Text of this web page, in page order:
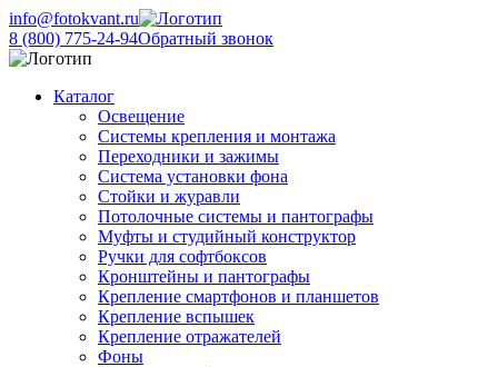
info@fotokvant.ru
8 (800) 775-24-94Обратный звонок
Каталог
Освещение
Системы крепления и монтажа
Переходники и зажимы
Система установки фона
Стойки и журавли
Потолочные системы и пантографы
Муфты и студийный конструктор
Ручки для софтбоксов
Кронштейны и пантографы
Крепление смартфонов и планшетов
Крепление вспышек
Крепление отражателей
Фоны